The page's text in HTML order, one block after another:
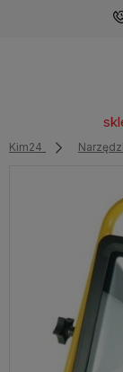
Kim24